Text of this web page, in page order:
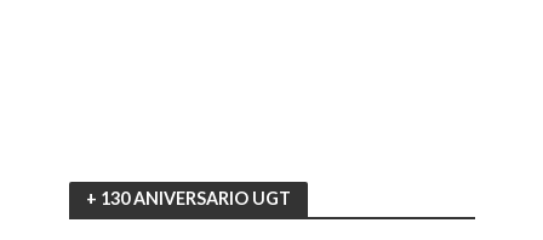
+ 130 ANIVERSARIO UGT